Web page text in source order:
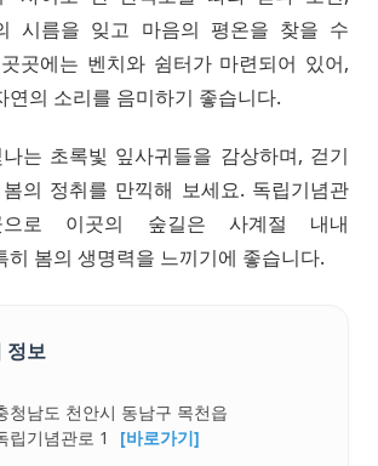
시름을 잊고 마음의 평온을 찾을 수
곳에는 벤치와 쉼터가 마련되어 있어,
연의 소리를 음미하기 좋습니다.
는 초록빛 잎사귀들을 감상하며, 걷기
의 정취를 만끽해 보세요. 독립기념관
으로 이곳의 숲길은 사계절 내내
히 봄의 생명력을 느끼기에 좋습니다.
정보
청남도 천안시 동남구 목천읍
립기념관로 1
[바로가기]